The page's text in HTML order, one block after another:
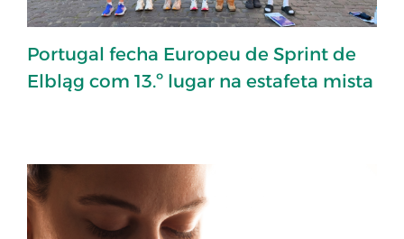
Portugal fecha Europeu de Sprint de
Elbląg com 13.º lugar na estafeta mista